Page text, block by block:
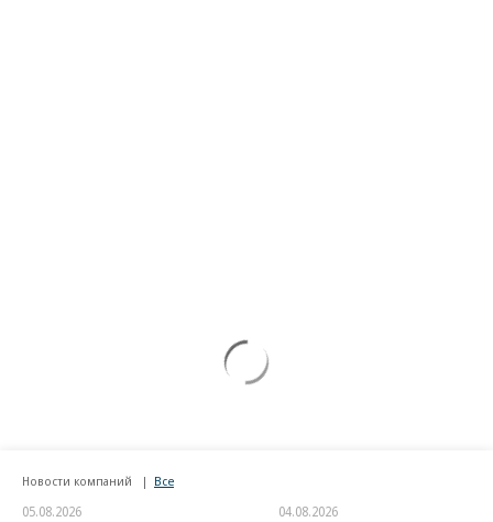
Новости компаний Все
05.08.2026 04.08.2026